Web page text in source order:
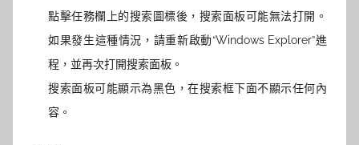
點擊任務欄上的搜索圖標後，搜索面板可能無法打開。
如果發生這種情況，請重新啟動“Windows Explorer”進
程，並再次打開搜索面板。
搜索面板可能顯示為黑色，在搜索框下面不顯示任何內
容。